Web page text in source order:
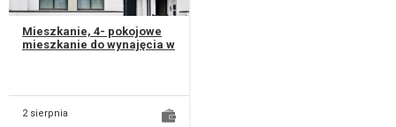
Mieszkanie, 4- pokojowe
mieszkanie do wynajęcia w
2 sierpnia